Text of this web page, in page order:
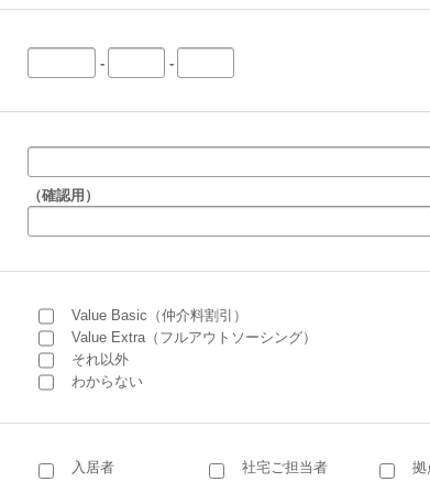
- -
（確認用）
Value Basic（仲介料割引）
Value Extra（フルアウトソーシング）
それ以外
わからない
入居者 社宅ご担当者 拠